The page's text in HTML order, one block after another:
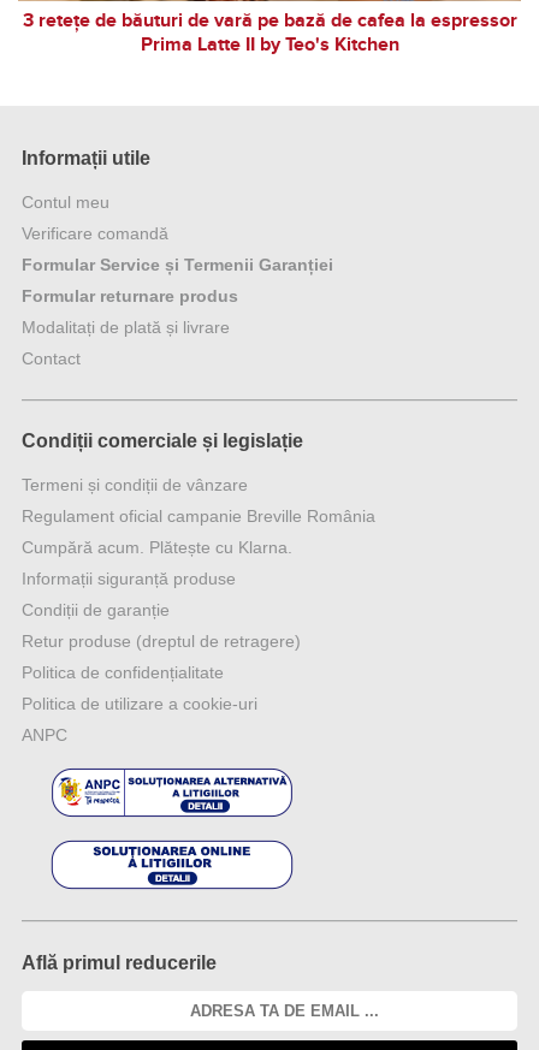
3 retețe de băuturi de vară pe bază de cafea la espressor
Prima Latte II by Teo's Kitchen
Informații utile
Contul meu
Verificare comandă
Formular Service și Termenii Garanției
Formular returnare produs
Modalitați de plată și livrare
Contact
Condiții comerciale și legislație
Termeni și condiții de vânzare
Regulament oficial campanie Breville România
Cumpără acum. Plătește cu Klarna.
Informații siguranță produse
Condiții de garanție
Retur produse (dreptul de retragere)
Politica de confidențialitate
Politica de utilizare a cookie-uri
ANPC
Află primul reducerile